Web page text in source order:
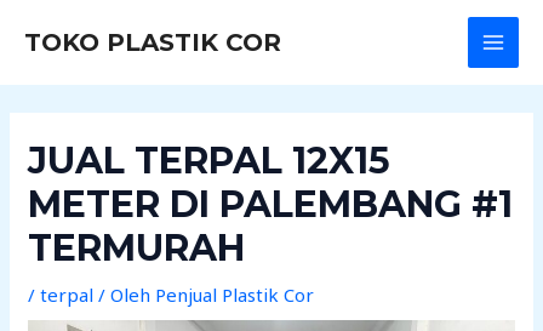
TOKO PLASTIK COR
JUAL TERPAL 12X15
METER DI PALEMBANG #1
TERMURAH
/terpal / Oleh Penjual Plastik Cor
navigation